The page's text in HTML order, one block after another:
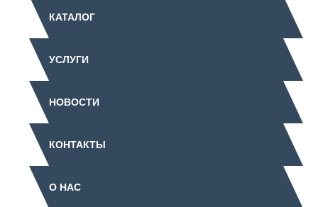
КАТАЛОГ
УСЛУГИ
НОВОСТИ
КОНТАКТЫ
О НАС